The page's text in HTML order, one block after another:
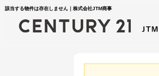
該当する物件は存在しません｜株式会社JTM商事